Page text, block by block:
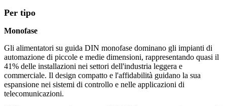
Per tipo
Monofase
Gli alimentatori su guida DIN monofase dominano gli impianti di
automazione di piccole e medie dimensioni, rappresentando quasi il
41% delle installazioni nei settori dell'industria leggera e
commerciale. Il design compatto e l'affidabilità guidano la sua
espansione nei sistemi di controllo e nelle applicazioni di
telecomunicazioni.